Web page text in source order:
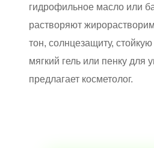
гидрофильное масло или
растворяют
тон, солнцезащиту,
мягкий гель или пенку
предлагает косметолог.